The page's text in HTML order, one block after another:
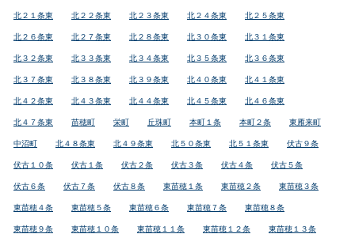
北２１条東 北２２条東 北２３条東 北２４条東 北２５条東
北２６条東 北２７条東 北２８条東 北３０条東 北３１条東
北３２条東 北３３条東 北３４条東 北３５条東 北３６条東
北３７条東 北３８条東 北３９条東 北４０条東 北４１条東
北４２条東 北４３条東 北４４条東 北４５条東 北４６条東
北４７条東 苗穂町 栄町 丘珠町 本町１条 本町２条 東雁来町
中沼町 北４８条東 北４９条東 北５０条東 北５１条東 伏古９条
伏古１０条 伏古１条 伏古２条 伏古３条 伏古４条 伏古５条
伏古６条 伏古７条 伏古８条 東苗穂１条 東苗穂２条 東苗穂３条
東苗穂４条 東苗穂５条 東苗穂６条 東苗穂７条 東苗穂８条
東苗穂９条 東苗穂１０条 東苗穂１１条 東苗穂１２条 東苗穂１３条